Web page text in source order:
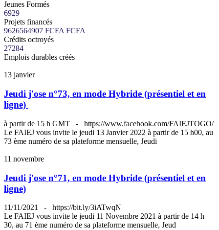
Jeunes Formés
6929
Projets financés
9626564907 FCFAFCFA
Crédits octroyés
27284
Emplois durables créés
13 janvier
Jeudi j'ose n°73, en mode Hybride (présentiel et en
ligne)
à partir de 15 h GMT -
https://www.facebook.com/FAIEJTOGO/
Le FAIEJ vous invite le jeudi 13 Janvier 2022 à partir de 15 h00, au
73 ème numéro de sa plateforme mensuelle, Jeudi
11 novembre
Jeudi j'ose n°71, en mode Hybride (présentiel et en
ligne)
11/11/2021 -
https://bit.ly/3iATwqN
Le FAIEJ vous invite le jeudi 11 Novembre 2021 à partir de 14 h
30, au 71 ème numéro de sa plateforme mensuelle, Jeud